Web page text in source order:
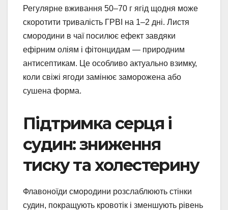
Регулярне вживання 50–70 г ягід щодня може
скоротити тривалість ГРВІ на 1–2 дні. Листя
смородини в чаї посилює ефект завдяки
ефірним оліям і фітонцидам — природним
антисептикам. Це особливо актуально взимку,
коли свіжі ягоди замінює заморожена або
сушена форма.
Підтримка серця і
судин: зниження
тиску та холестерину
Флавоноїди смородини розслаблюють стінки
судин, покращують кровотік і зменшують рівень